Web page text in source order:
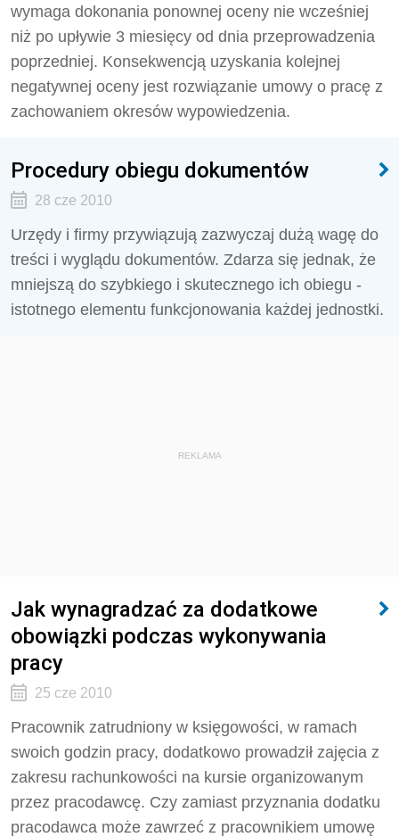
wymaga dokonania ponownej oceny nie wcześniej
niż po upływie 3 miesięcy od dnia przeprowadzenia
poprzedniej. Konsekwencją uzyskania kolejnej
negatywnej oceny jest rozwiązanie umowy o pracę z
zachowaniem okresów wypowiedzenia.
Procedury obiegu dokumentów
28 cze 2010
Urzędy i firmy przywiązują zazwyczaj dużą wagę do
treści i wyglądu dokumentów. Zdarza się jednak, że
mniejszą do szybkiego i skutecznego ich obiegu -
istotnego elementu funkcjonowania każdej jednostki.
REKLAMA
Jak wynagradzać za dodatkowe
obowiązki podczas wykonywania
pracy
25 cze 2010
Pracownik zatrudniony w księgowości, w ramach
swoich godzin pracy, dodatkowo prowadził zajęcia z
zakresu rachunkowości na kursie organizowanym
przez pracodawcę. Czy zamiast przyznania dodatku
pracodawca może zawrzeć z pracownikiem umowę